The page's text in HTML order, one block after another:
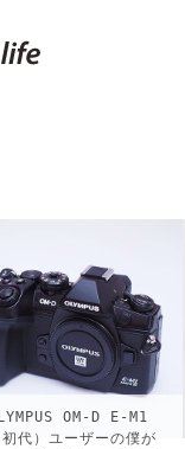
OM-D E-M1
初代）ユーザーの僕が